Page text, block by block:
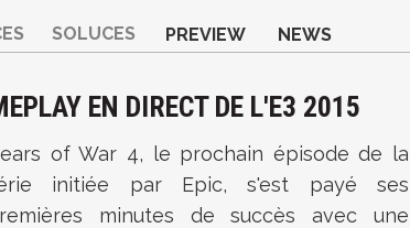
SOLUCES PREVIEW NEWS
EN DIRECT DE L'E3 2015
of War 4, le prochain épisode de la
initiée par Epic, s'est payé ses
minutes de succès avec une